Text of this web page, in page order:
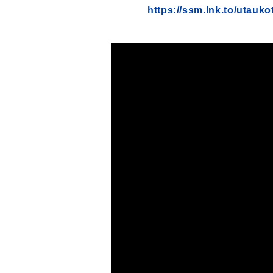
https://ssm.lnk.to/